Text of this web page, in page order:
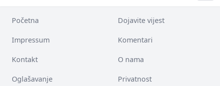
Početna Dojavite vijest
Impressum Komentari
Kontakt O nama
Oglašavanje Privatnost